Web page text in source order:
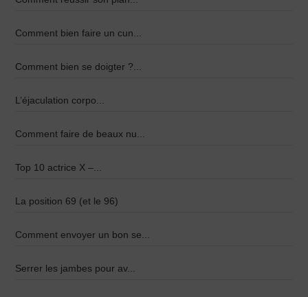
Comment bien faire un cun...
Comment bien se doigter ?...
L’éjaculation corpo...
Comment faire de beaux nu...
Top 10 actrice X –...
La position 69 (et le 96)
Comment envoyer un bon se...
Serrer les jambes pour av...